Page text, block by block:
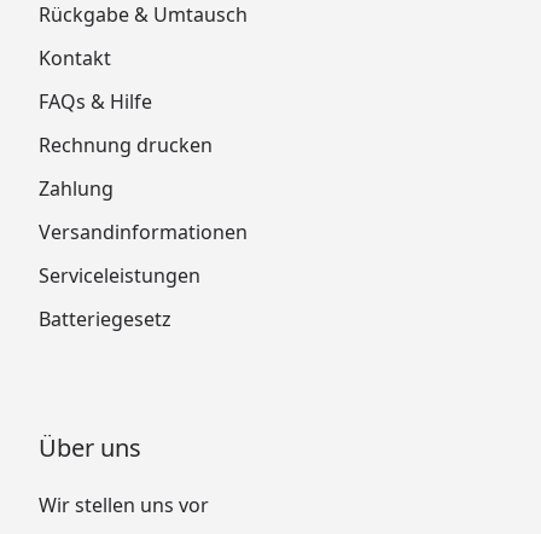
Rückgabe & Umtausch
Kontakt
FAQs & Hilfe
Rechnung drucken
Zahlung
Versandinformationen
Serviceleistungen
Batteriegesetz
Über uns
Wir stellen uns vor